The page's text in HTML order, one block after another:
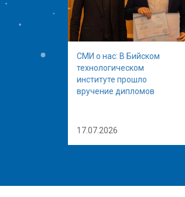
СМИ о нас: В Бийском
технологическом
институте прошло
вручение дипломов
17.07.2026